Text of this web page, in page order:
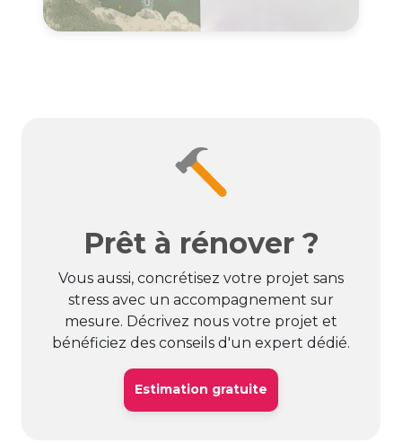
Prêt à rénover ?
Vous aussi, concrétisez votre projet sans
stress avec un accompagnement sur
mesure. Décrivez nous votre projet et
bénéficiez des conseils d'un expert dédié.
Estimation gratuite